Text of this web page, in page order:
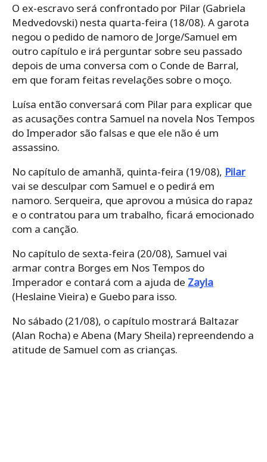
O ex-escravo será confrontado por Pilar (Gabriela
Medvedovski) nesta quarta-feira (18/08). A garota
negou o pedido de namoro de Jorge/Samuel em
outro capítulo e irá perguntar sobre seu passado
depois de uma conversa com o Conde de Barral,
em que foram feitas revelações sobre o moço.
Luísa então conversará com Pilar para explicar que
as acusações contra Samuel na novela Nos Tempos
do Imperador são falsas e que ele não é um
assassino.
No capítulo de amanhã, quinta-feira (19/08), Pilar
vai se desculpar com Samuel e o pedirá em
namoro. Serqueira, que aprovou a música do rapaz
e o contratou para um trabalho, ficará emocionado
com a canção.
No capítulo de sexta-feira (20/08), Samuel vai
armar contra Borges em Nos Tempos do
Imperador e contará com a ajuda de Zayla
(Heslaine Vieira) e Guebo para isso.
No sábado (21/08), o capítulo mostrará Baltazar
(Alan Rocha) e Abena (Mary Sheila) repreendendo a
atitude de Samuel com as crianças.